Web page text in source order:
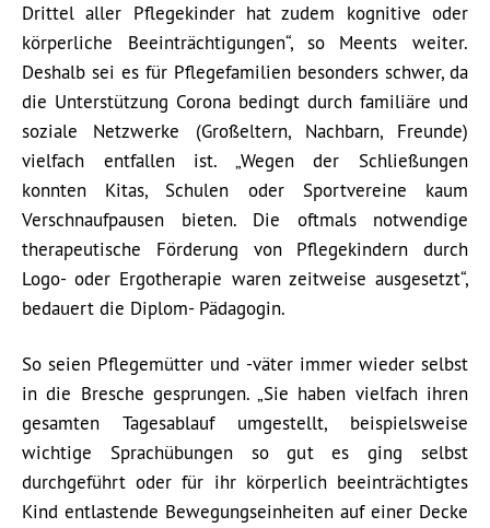
Drittel aller Pflegekinder hat zudem kognitive oder
körperliche Beeinträchtigungen“, so Meents weiter.
Deshalb sei es für Pflegefamilien besonders schwer, da
die Unterstützung Corona bedingt durch familiäre und
soziale Netzwerke (Großeltern, Nachbarn, Freunde)
vielfach entfallen ist. „Wegen der Schließungen
konnten Kitas, Schulen oder Sportvereine kaum
Verschnaufpausen bieten. Die oftmals notwendige
therapeutische Förderung von Pflegekindern durch
Logo- oder Ergotherapie waren zeitweise ausgesetzt“,
bedauert die Diplom- Pädagogin.
So seien Pflegemütter und -väter immer wieder selbst
in die Bresche gesprungen. „Sie haben vielfach ihren
gesamten Tagesablauf umgestellt, beispielsweise
wichtige Sprachübungen so gut es ging selbst
durchgeführt oder für ihr körperlich beeinträchtigtes
Kind entlastende Bewegungseinheiten auf einer Decke